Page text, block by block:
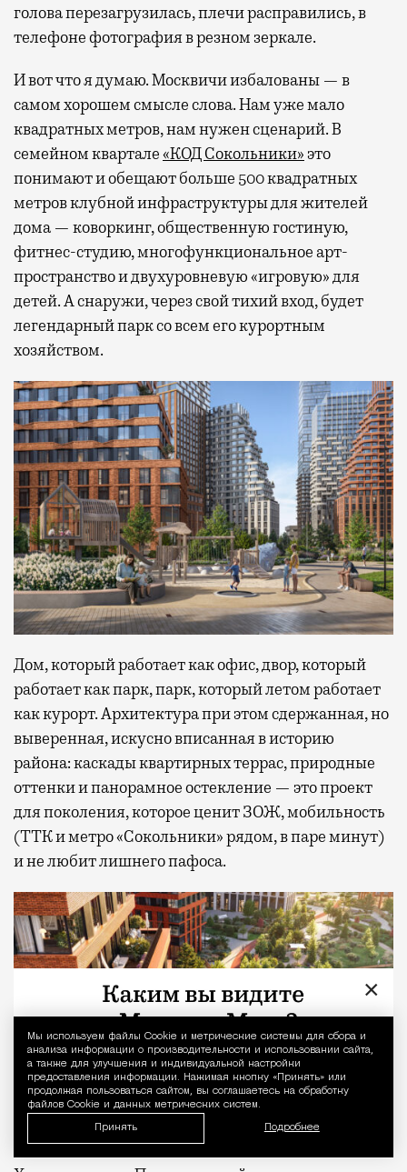
Уведомление
Мы используем файлы Сookie и метрические системы для сбора и
анализа информации о производительности и использовании сайта,
а также для улучшения и индивидуальной настройки
предоставления информации. Нажимая кнопку «Принять» или
продолжая пользоваться сайтом, вы соглашаетесь на обработку
файлов Cookie и данных метрических систем.
Принять Подробнее
голова перезагрузилась, плечи расправились, в
телефоне фотография в резном зеркале.
И вот что я думаю. Москвичи избалованы — в
самом хорошем смысле слова. Нам уже мало
квадратных метров, нам нужен сценарий. В
семейном квартале«КОД Сокольники»это
понимают и обещают больше 500 квадратных
метров клубной инфраструктуры для жителей
дома — коворкинг, общественную гостиную,
фитнес-студию, многофункциональное арт-
пространство и двухуровневую «игровую» для
детей. А снаружи, через свой тихий вход, будет
легендарный парк со всем его курортным
хозяйством.
Дом, который работает как офис, двор, который
работает как парк, парк, который летом работает
как курорт. Архитектура при этом сдержанная, но
выверенная, искусно вписанная в историю
района: каскады квартирных террас, природные
оттенки и панорамное остекление — это проект
для поколения, которое ценит ЗОЖ, мобильность
(ТТК и метро «Сокольники» рядом, в паре минут)
и не любит лишнего пафоса.
×